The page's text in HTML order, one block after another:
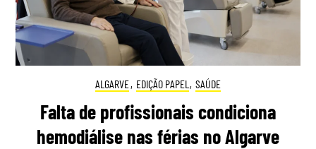
ALGARVE, EDIÇÃO PAPEL , SAÚDE
Falta de profissionais condiciona
hemodiálise nas férias no Algarve